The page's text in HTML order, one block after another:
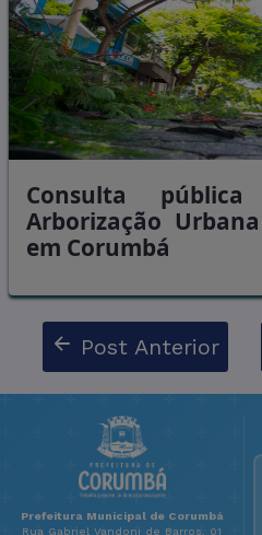
Consulta
Arborização
em Corumbá
Post Anterior
Prefeitura Municipal de Corumbá
Rua Gabriel Vandoni de Barros, 01